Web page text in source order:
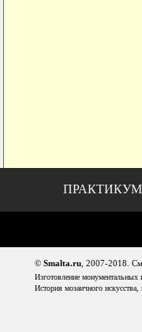
ПРАКТИКУМ
© Smalta.ru , 2007-2018.
Изготовление монументальных
История мозаичного